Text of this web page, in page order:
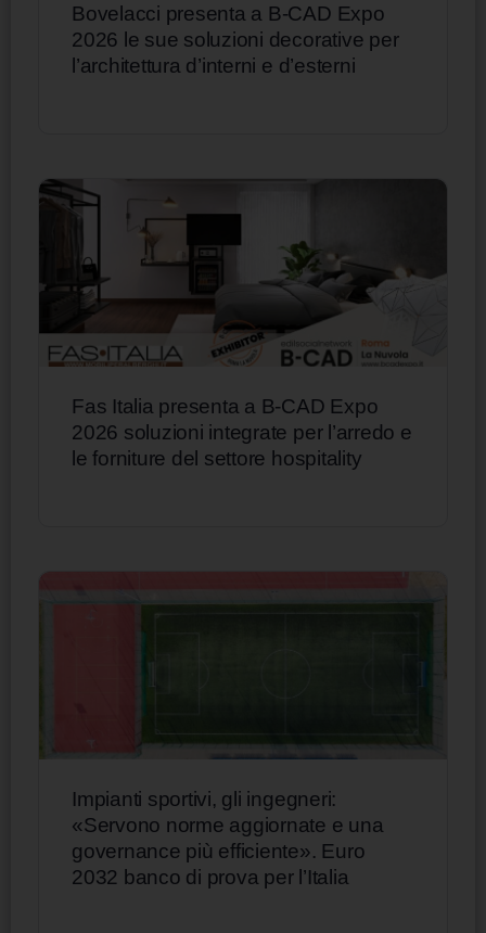
Bovelacci presenta a B-CAD Expo
2026 le sue soluzioni decorative per
l’architettura d’interni e d’esterni
Fas Italia presenta a B-CAD Expo
2026 soluzioni integrate per l’arredo e
le forniture del settore hospitality
Impianti sportivi, gli ingegneri:
«Servono norme aggiornate e una
governance più efficiente». Euro
2032 banco di prova per l’Italia